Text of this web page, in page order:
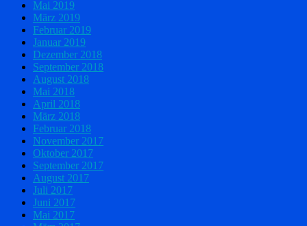
Mai 2019
März 2019
Februar 2019
Januar 2019
Dezember 2018
September 2018
August 2018
Mai 2018
April 2018
März 2018
Februar 2018
November 2017
Oktober 2017
September 2017
August 2017
Juli 2017
Juni 2017
Mai 2017